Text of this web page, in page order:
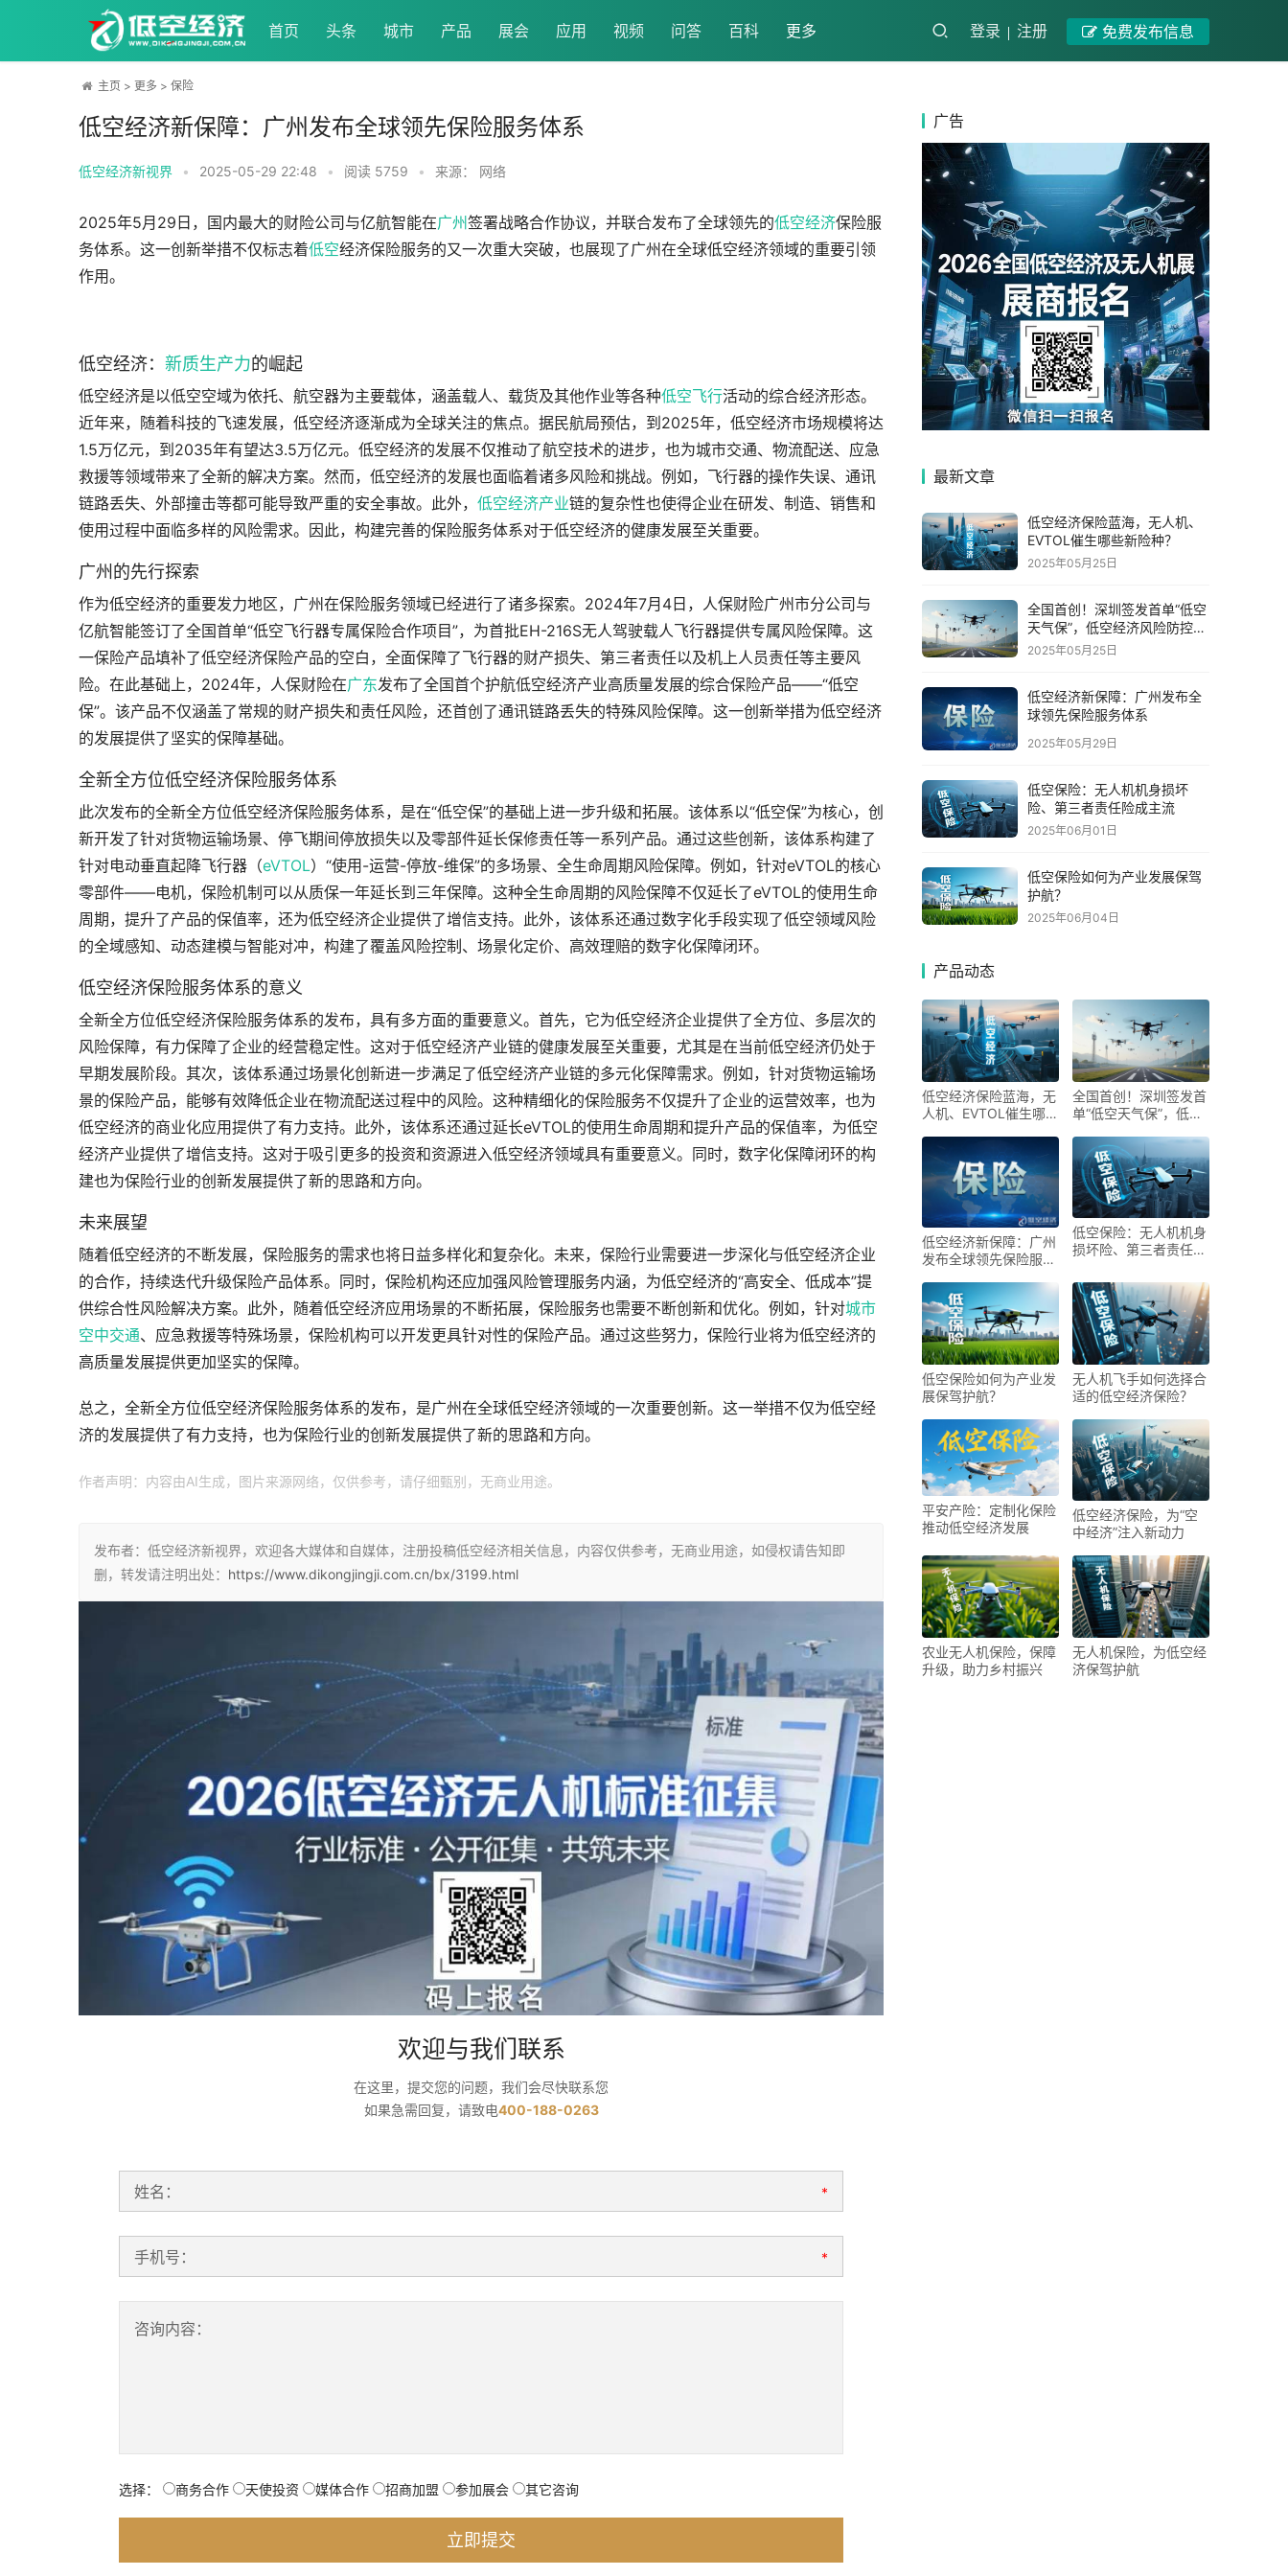
首页 头条 城市 产品 展会 应用 视频 问答 百科 更多 登录 注册 免费发布信息
主页 > 更多 > 保险
低空经济新保障：广州发布全球领先保险服务体系
低空经济新视界 • 2025-05-29 22:48 • 阅读 5759 • 来源： 网络
2025年5月29日，国内最大的财险公司与亿航智能在广州签署战略合作协议，并联合发布了全球领先的低空经济保险服
务体系。这一创新举措不仅标志着低空经济保险服务的又一次重大突破，也展现了广州在全球低空经济领域的重要引领
作用。
低空经济： 新质生产力的崛起
低空经济是以低空空域为依托、航空器为主要载体，涵盖载人、载货及其他作业等各种低空飞行活动的综合经济形态。
近年来，随着科技的飞速发展，低空经济逐渐成为全球关注的焦点。据民航局预估，到2025年，低空经济市场规模将达
1.5万亿元，到2035年有望达3.5万亿元。低空经济的发展不仅推动了航空技术的进步，也为城市交通、物流配送、应急
救援等领域带来了全新的解决方案。然而，低空经济的发展也面临着诸多风险和挑战。例如，飞行器的操作失误、通讯
链路丢失、外部撞击等都可能导致严重的安全事故。此外， 低空经济产业链的复杂性也使得企业在研发、制造、销售和
使用过程中面临多样的风险需求。因此，构建完善的保险服务体系对于低空经济的健康发展至关重要。
广州的先行探索
作为低空经济的重要发力地区，广州在保险服务领域已经进行了诸多探索。2024年7月4日，人保财险广州市分公司与
亿航智能签订了全国首单“低空飞行器专属保险合作项目”，为首批EH-216S无人驾驶载人飞行器提供专属风险保障。这
一保险产品填补了低空经济保险产品的空白，全面保障了飞行器的财产损失、第三者责任以及机上人员责任等主要风
险。在此基础上，2024年，人保财险在广东发布了全国首个护航低空经济产业高质量发展的综合保险产品——“低空
保”。该产品不仅涵盖了常规的财产损失和责任风险，还首创了通讯链路丢失的特殊风险保障。这一创新举措为低空经济
的发展提供了坚实的保障基础。
全新全方位低空经济保险服务体系
此次发布的全新全方位低空经济保险服务体系，是在“低空保”的基础上进一步升级和拓展。该体系以“低空保”为核心，创
新开发了针对货物运输场景、停飞期间停放损失以及零部件延长保修责任等一系列产品。通过这些创新，该体系构建了
针对电动垂直起降飞行器（eVTOL）“使用-运营-停放-维保”的多场景、全生命周期风险保障。例如，针对eVTOL的核心
零部件——电机，保险机制可以从质保一年延长到三年保障。这种全生命周期的风险保障不仅延长了eVTOL的使用生命
周期，提升了产品的保值率，还为低空经济企业提供了增信支持。此外，该体系还通过数字化手段实现了低空领域风险
的全域感知、动态建模与智能对冲，构建了覆盖风险控制、场景化定价、高效理赔的数字化保障闭环。
低空经济保险服务体系的意义
全新全方位低空经济保险服务体系的发布，具有多方面的重要意义。首先，它为低空经济企业提供了全方位、多层次的
风险保障，有力保障了企业的经营稳定性。这对于低空经济产业链的健康发展至关重要，尤其是在当前低空经济仍处于
早期发展阶段。其次，该体系通过场景化创新进一步满足了低空经济产业链的多元化保障需求。例如，针对货物运输场
景的保险产品，能够有效降低企业在物流配送过程中的风险。这种精细化的保险服务不仅提升了企业的运营效率，也为
低空经济的商业化应用提供了有力支持。此外，该体系还通过延长eVTOL的使用生命周期和提升产品的保值率，为低空
经济产业提供了增信支持。这对于吸引更多的投资和资源进入低空经济领域具有重要意义。同时，数字化保障闭环的构
建也为保险行业的创新发展提供了新的思路和方向。
未来展望
随着低空经济的不断发展，保险服务的需求也将日益多样化和复杂化。未来，保险行业需要进一步深化与低空经济企业
的合作，持续迭代升级保险产品体系。同时，保险机构还应加强风险管理服务内涵，为低空经济的“高安全、低成本”提
供综合性风险解决方案。此外，随着低空经济应用场景的不断拓展，保险服务也需要不断创新和优化。例如，针对城市
空中交通、应急救援等特殊场景，保险机构可以开发更具针对性的保险产品。通过这些努力，保险行业将为低空经济的
高质量发展提供更加坚实的保障。
总之，全新全方位低空经济保险服务体系的发布，是广州在全球低空经济领域的一次重要创新。这一举措不仅为低空经
济的发展提供了有力支持，也为保险行业的创新发展提供了新的思路和方向。
作者声明：内容由AI生成，图片来源网络，仅供参考，请仔细甄别，无商业用途。
发布者：低空经济新视界，欢迎各大媒体和自媒体，注册投稿低空经济相关信息，内容仅供参考，无商业用途，如侵权请告知即
删，转发请注明出处： https://www.dikongjingji.com.cn/bx/3199.html
欢迎与我们联系
在这里，提交您的问题，我们会尽快联系您
如果急需回复，请致电400-188-0263
姓名： *
手机号： *
咨询内容：
选择： 商务合作 天使投资 媒体合作 招商加盟 参加展会 其它咨询
广告
最新文章
低空经济保险蓝海，无人机、
EVTOL催生哪些新险种？
2025年05月25日
全国首创！深圳签发首单“低空
天气保”，低空经济风险防控迈
入智能时代
2025年05月25日
低空经济新保障：广州发布全
球领先保险服务体系
2025年05月29日
低空保险：无人机机身损坏
险、第三者责任险成主流
2025年06月01日
低空保险如何为产业发展保驾
护航？
2025年06月04日
产品动态
低空经济保险蓝海，无
人机、EVTOL催生哪些
全国首创！深圳签发首
单“低空天气保”，低空
时代
低空经济新保障：广州
发布全球领先保险服务
低空保险：无人机机身
损坏险、第三者责任险
低空保险如何为产业发
展保驾护航？
无人机飞手如何选择合
适的低空经济保险？
平安产险：定制化保险
推动低空经济发展
低空经济保险，为“空
中经济”注入新动力
农业无人机保险，保障
升级，助力乡村振兴
无人机保险，为低空经
济保驾护航